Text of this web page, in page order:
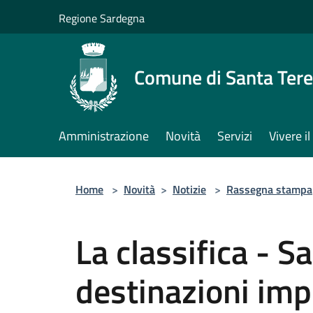
Regione Sardegna
Comune di Santa
Amministrazione Novità Servizi Vivere
Home > Novità > Notizie > Rassegna stampa
La classifica -
destinazioni